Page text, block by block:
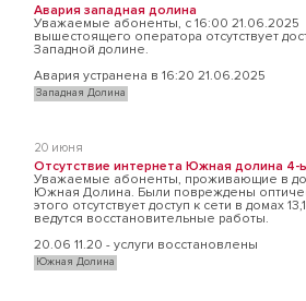
Авария западная долина
Уважаемые абоненты, с 16:00 21.06.2025
вышестоящего оператора отсутствует
Западной долине.
Авария устранена в 16:20 21.06.2025
Западная Долина
20 июня
Отсутствие интернета Южная долина 4-
Уважаемые абоненты, проживающие в
Южная Долина. Были повреждены
этого отсутствует доступ к сети в домах
ведутся восстановительные работы.
20.06 11.20 - услуги восстановлены
Южная Долина